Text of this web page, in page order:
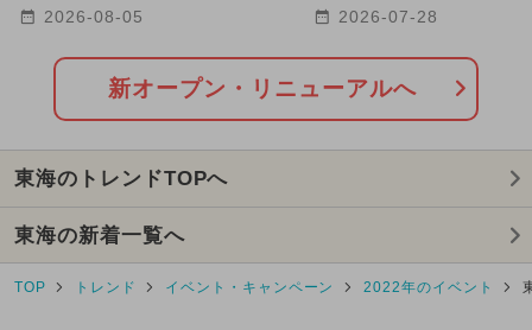
2026年8月のイベント
2025年8月のイベント
2024年11月のイベント
2025年9月のイベント
2025年5月のイベント
庵 名古屋山王店」が新オー
2026-08-05
US岐阜各務原店」が
2026-07-28
新オープン・リニューアルへ
東海のトレンドTOPへ
東海の新着一覧へ
TOP トレンド イベント・キャンペーン 2022年のイベント